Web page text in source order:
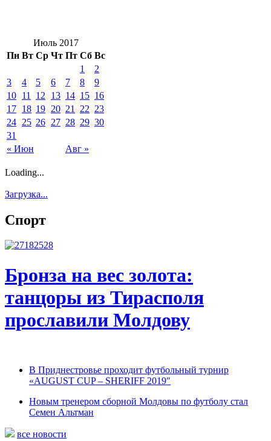
Июль 2017
Пн Вт Ср Чт Пт Сб Вс
« Июн Авг »
1
2
3
4 5 6 7 8
9
10 11 12 13 14 15 16
17 18 19 20 21 22 23
24 25 26 27 28 29 30
31
Loading...
Загрузка...
Спорт
Бронза на вес золота:
танцоры из Тирасполя
прославили Молдову
В Приднестровье проходит футбольный турнир
«AUGUST CUP – SHERIFF 2019″
Новым тренером сборной Молдовы по футболу стал
Семен Альтман
все новости